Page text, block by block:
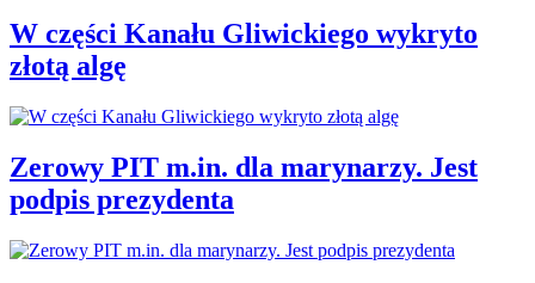
W części Kanału Gliwickiego wykryto
złotą algę
Zerowy PIT m.in. dla marynarzy. Jest
podpis prezydenta